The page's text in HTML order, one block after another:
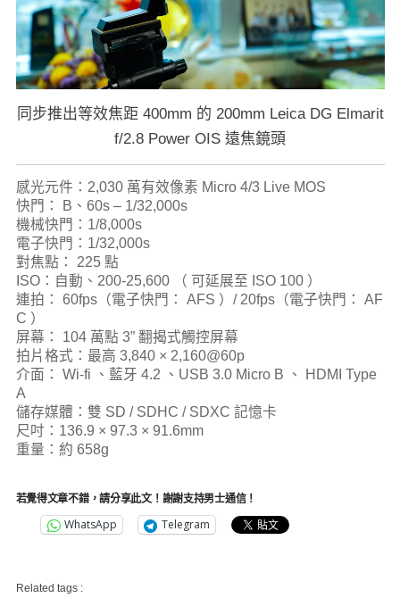
同步推出等效焦距 400mm 的 200mm Leica DG Elmarit
f/2.8 Power OIS 遠焦鏡頭
感光元件：2,030 萬有效像素 Micro 4/3 Live MOS
快門： B、60s – 1/32,000s
機械快門：1/8,000s
電子快門：1/32,000s
對焦點： 225 點
ISO：自動、200-25,600 （ 可延展至 ISO 100 ）
連拍： 60fps（電子快門： AFS ）/ 20fps（電子快門： AF
C ）
屏幕： 104 萬點 3” 翻揭式觸控屏幕
拍片格式：最高 3,840 × 2,160@60p
介面： Wi-fi 、藍牙 4.2 、USB 3.0 Micro B 、 HDMI Type
A
儲存媒體：雙 SD / SDHC / SDXC 記憶卡
尺吋：136.9 × 97.3 × 91.6mm
重量：約 658g
若覺得文章不錯，請分享此文！謝謝支持男士通信！
WhatsApp Telegram
Related tags :